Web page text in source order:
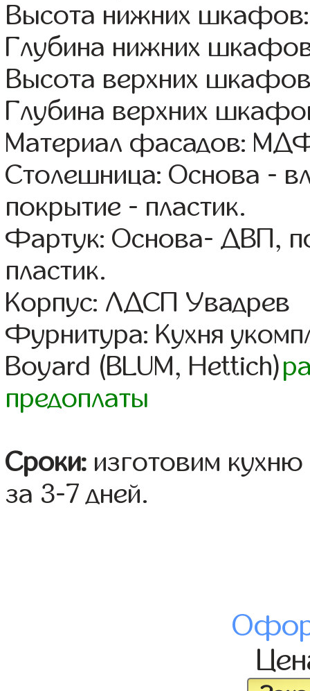
Высота нижних
Глубина нижних
Высота верхних
Глубина верхних
Материал фасадов:
Столешница: Основа -
покрытие - пластик.
Фартук: Основа- ДВП,
пластик.
Корпус: ЛДСП Увадрев
Фурнитура: Кухня
Boyard (BLUM, Hettich)
предоплаты
Сроки: изготовим кухню
за 3-7 дней.